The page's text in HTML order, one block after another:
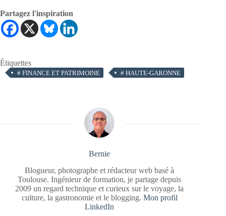
Partagez l'inspiration
Étiquettes
# FINANCE ET PATRIMOINE # HAUTE-GARONNE
Bernie
Blogueur, photographe et rédacteur web basé à
Toulouse. Ingénieur de formation, je partage depuis
2009 un regard technique et curieux sur le voyage, la
culture, la gastronomie et le blogging. Mon profil
LinkedIn